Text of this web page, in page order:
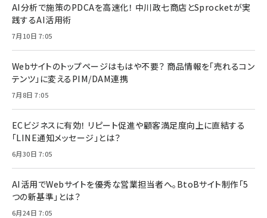
AI分析で施策のPDCAを高速化！ 中川政七商店とSprocketが実
践するAI活用術
7月10日 7:05
Webサイトのトップページはもはや不要？ 商品情報を「売れるコン
テンツ」に変えるPIM/DAM連携
7月8日 7:05
ECビジネスに有効！ リピート促進や顧客満足度向上に直結する
「LINE通知メッセージ」とは？
6月30日 7:05
AI活用でWebサイトを優秀な営業担当者へ。BtoBサイト制作「5
つの新基準」とは？
6月24日 7:05